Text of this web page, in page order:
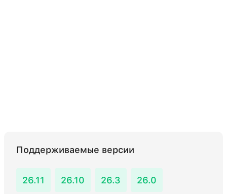
Поддерживаемые версии
26.11 26.10 26.3 26.0